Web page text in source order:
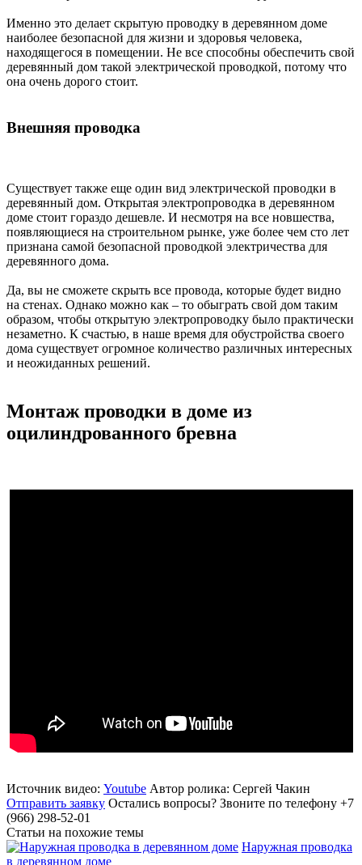
Именно это делает скрытую проводку в деревянном доме
наиболее безопасной для жизни и здоровья человека,
находящегося в помещении. Не все способны обеспечить свой
деревянный дом такой электрической проводкой, потому что
она очень дорого стоит.
Внешняя проводка
Существует также еще один вид электрической проводки в
деревянный дом. Открытая электропроводка в деревянном
доме стоит гораздо дешевле. И несмотря на все новшества,
появляющиеся на строительном рынке, уже более чем сто лет
признана самой безопасной проводкой электричества для
деревянного дома.
Да, вы не сможете скрыть все провода, которые будет видно
на стенах. Однако можно как – то обыграть свой дом таким
образом, чтобы открытую электропроводку было практически
незаметно. К счастью, в наше время для обустройства своего
дома существует огромное количество различных интересных
и неожиданных решений.
Монтаж проводки в доме из
оцилиндрованного бревна
Источник видео: Youtube Автор ролика: Сергей Чакин
Отправить заявку Остались вопросы? Звоните по телефону +7
(966) 298-52-01
Статьи на похожие темы
Наружная проводка
в деревянном доме